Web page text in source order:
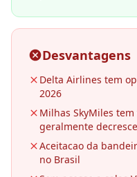
Desvantagens
Delta Airlines tem
2026
Milhas SkyMiles
geralmente
Aceitacao da
no Brasil